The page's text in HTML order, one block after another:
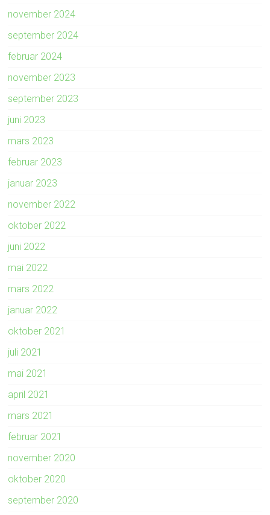
november 2024
september 2024
februar 2024
november 2023
september 2023
juni 2023
mars 2023
februar 2023
januar 2023
november 2022
oktober 2022
juni 2022
mai 2022
mars 2022
januar 2022
oktober 2021
juli 2021
mai 2021
april 2021
mars 2021
februar 2021
november 2020
oktober 2020
september 2020